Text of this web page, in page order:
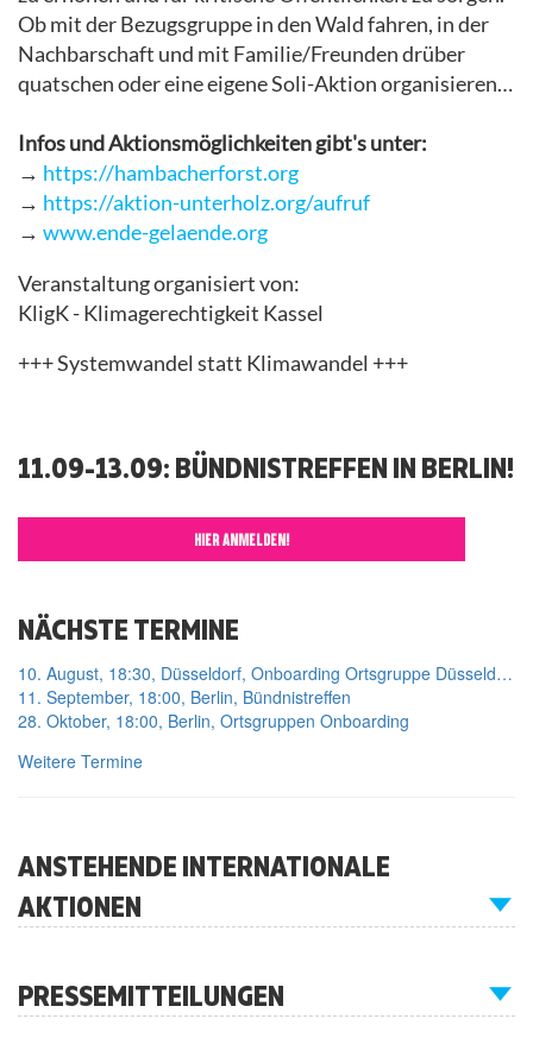
Ob mit der Bezugsgruppe in den Wald fahren, in der
Nachbarschaft und mit Familie/Freunden drüber
quatschen oder eine eigene Soli-Aktion organisieren…
Infos und Aktionsmöglichkeiten gibt's unter:
→ https://hambacherforst.org
→ https://aktion-unterholz.org/aufruf
→ www.ende-gelaende.org
Veranstaltung organisiert von:
KligK - Klimagerechtigkeit Kassel
+++ Systemwandel statt Klimawandel +++
11.09-13.09: BÜNDNISTREFFEN IN BERLIN!
HIER ANMELDEN!
NÄCHSTE TERMINE
10. August, 18:30, Düsseldorf, Onboarding Ortsgruppe Düsseldorf
11. September, 18:00, Berlin, Bündnistreffen
28. Oktober, 18:00, Berlin, Ortsgruppen Onboarding
Weitere Termine
ANSTEHENDE INTERNATIONALE
AKTIONEN
PRESSEMITTEILUNGEN